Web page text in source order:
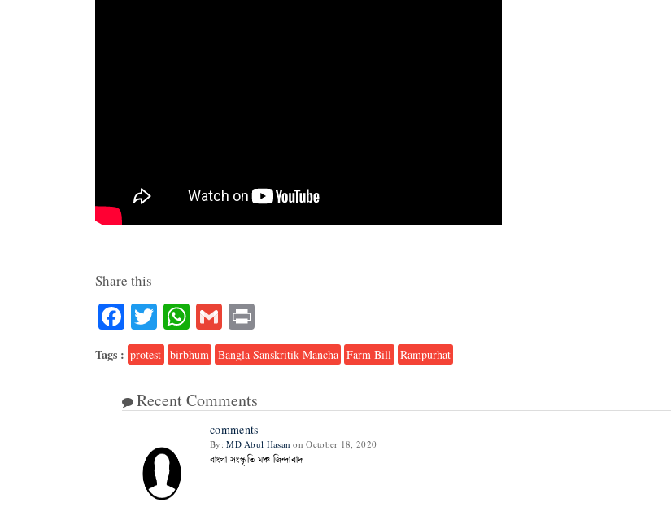
Share this
Facebook
TwitterWhatsApp
Gmail
Tags : protest birbhum Bangla Sanskritik Mancha Farm Bill Rampurhat
Recent Comments
comments
By:MD Abul Hasan on October 18, 2020
বাংলা সংস্কৃতি মঞ্চ জিন্দাবাদ